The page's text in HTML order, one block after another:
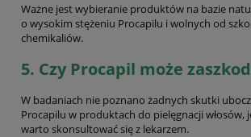
Ważne jest wybieranie produktów na bazie
o wysokim stężeniu Procapilu i wolnych od
chemikaliów.
5. Czy Procapil może
W badaniach nie poznano żadnych skutki
Procapilu w produktach do pielęgnacji włosów,
warto skonsultować się z lekarzem.